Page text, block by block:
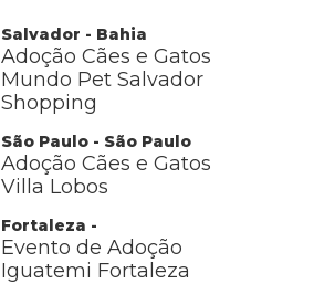
Salvador - Bahia
Adoção Cães e Gatos
Mundo Pet Salvador
Shopping
São Paulo - São Paulo
Adoção Cães e Gatos
Villa Lobos
Fortaleza -
Evento de Adoção
Iguatemi Fortaleza